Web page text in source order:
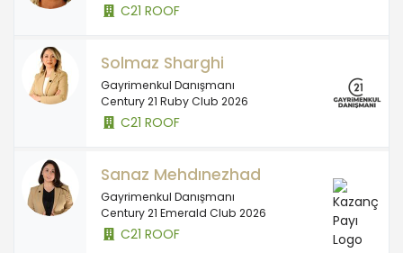
C21 ROOF
Solmaz Sharghi
Gayrimenkul Danışmanı
Century 21 Ruby Club 2026
C21 ROOF
Sanaz Mehdınezhad
Gayrimenkul Danışmanı
Century 21 Emerald Club 2026
C21 ROOF